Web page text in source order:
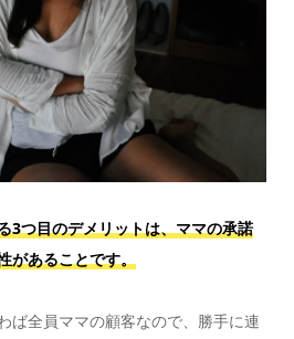
3つ目のデメリットは、ママの承諾
があることです。
ば全員ママの顧客なので、勝手に連